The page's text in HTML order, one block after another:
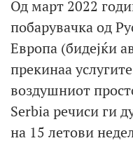
Од март 2022
побарувачка од
Европа (бидејќи
прекинаа
воздушниот
Serbia речиси ги
на 15 летови